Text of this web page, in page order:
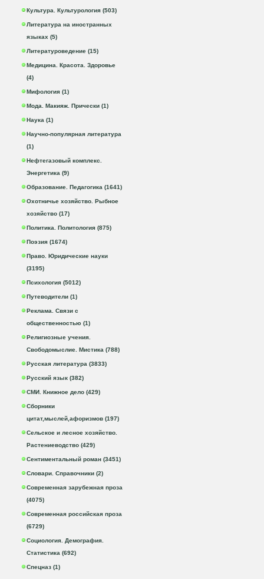
Культура. Культурология (503)
Литература на иностранных
языках (5)
Литературоведение (15)
Медицина. Красота. Здоровье
(4)
Мифология (1)
Мода. Макияж. Прически (1)
Наука (1)
Научно-популярная литература
(1)
Нефтегазовый комплекс.
Энергетика (9)
Образование. Педагогика (1641)
Охотничье хозяйство. Рыбное
хозяйство (17)
Политика. Политология (875)
Поэзия (1674)
Право. Юридические науки
(3195)
Психология (5012)
Путеводители (1)
Реклама. Связи с
общественностью (1)
Религиозные учения.
Свободомыслие. Мистика (788)
Русская литература (3833)
Русский язык (382)
СМИ. Книжное дело (429)
Сборники
цитат,мыслей,афоризмов (197)
Сельское и лесное хозяйство.
Растениеводство (429)
Сентиментальный роман (3451)
Словари. Справочники (2)
Современная зарубежная проза
(4075)
Современная российская проза
(6729)
Социология. Демография.
Статистика (692)
Спецназ (1)